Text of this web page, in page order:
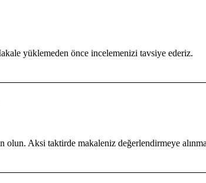
yüklemeden önce incelemenizi tavsiye ederiz.
olun. Aksi taktirde makaleniz değerlendirmeye